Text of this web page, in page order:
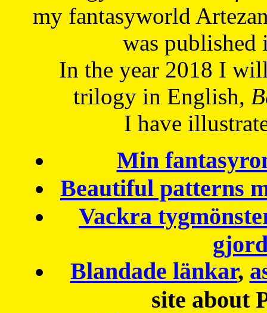
my fantasyworld
was published
In the year 2018 I
trilogy in English,
I have
Min
Beautiful patterns
Vackra
Blandade länkar,
site about